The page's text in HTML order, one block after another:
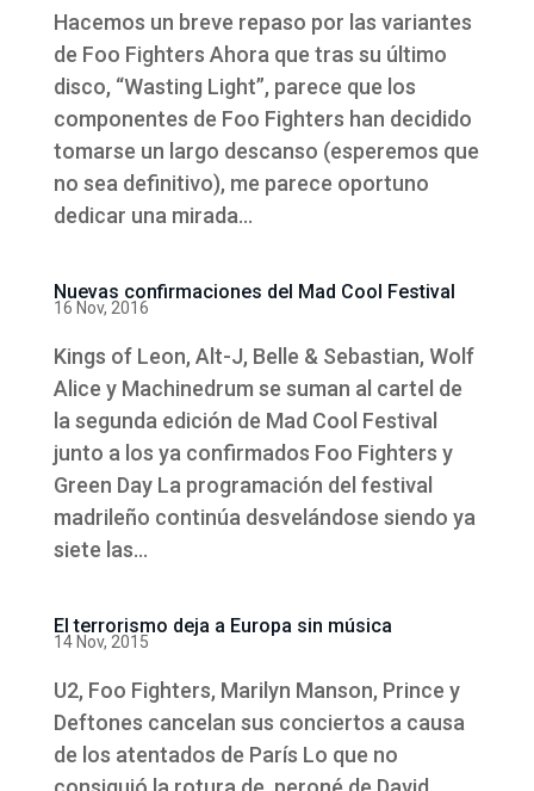
Hacemos un breve repaso por las variantes
de Foo Fighters Ahora que tras su último
disco, “Wasting Light”, parece que los
componentes de Foo Fighters han decidido
tomarse un largo descanso (esperemos que
no sea definitivo), me parece oportuno
dedicar una mirada...
Nuevas confirmaciones del Mad Cool Festival
16 Nov, 2016
Kings of Leon, Alt-J, Belle & Sebastian, Wolf
Alice y Machinedrum se suman al cartel de
la segunda edición de Mad Cool Festival
junto a los ya confirmados Foo Fighters y
Green Day La programación del festival
madrileño continúa desvelándose siendo ya
siete las...
El terrorismo deja a Europa sin música
14 Nov, 2015
U2, Foo Fighters, Marilyn Manson, Prince y
Deftones cancelan sus conciertos a causa
de los atentados de París Lo que no